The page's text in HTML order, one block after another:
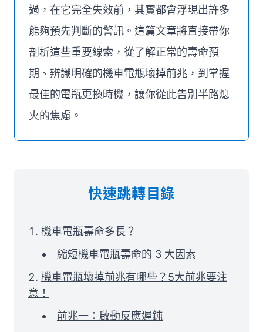
過，在它完全失效前，其實都會浮現出許多
能夠預先判斷的警訊。這篇文章將直接帶你
剖析這些重要線索，從了解正常的壽命預
期、辨識明確的機車電瓶壞掉前兆，到掌握
最佳的電瓶更換時機，讓你從此告別半路熄
火的焦慮。
快速跳轉目錄
機車電瓶壽命多長？
縮短機車電瓶壽命的 3 大因素
機車電瓶壞掉前兆有哪些？5大前兆要注
意！
前兆一：啟動反應遲鈍